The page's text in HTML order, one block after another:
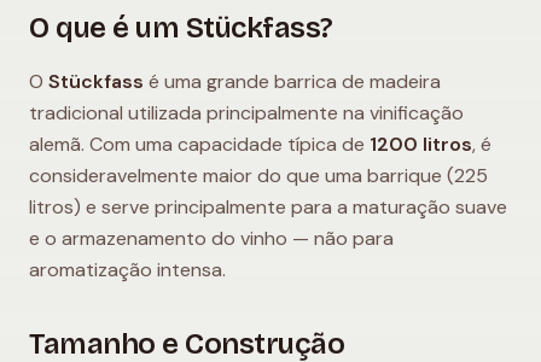
O que é um Stückfass?
O Stückfass é uma grande barrica de madeira
tradicional utilizada principalmente na vinificação
alemã. Com uma capacidade típica de 1200 litros, é
consideravelmente maior do que uma barrique (225
litros) e serve principalmente para a maturação suave
e o armazenamento do vinho — não para
aromatização intensa.
Tamanho e Construção